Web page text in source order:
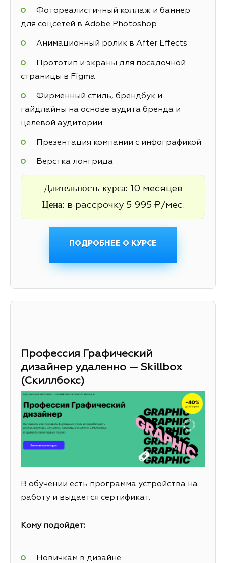
Фотореалистичный коллаж и баннер
для соцсетей в Adobe Photoshop
Анимационный ролик в After Effects
Прототип и экраны для посадочной
страницы в Figma
Фирменный стиль, брендбук и
гайдлайны на основе аудита бренда и
целевой аудитории
Презентация компании с инфографикой
Верстка лонгрида
Длительность курса: 10 месяцев
Цена: в рассрочку 5 995 ₽/мес.
ПОДРОБНЕЕ О КУРСЕ
Профессия Графический
дизайнер удаленно — Skillbox
(Скиллбокс)
В обучении есть программа устройства на
работу и выдается сертификат.
Кому подойдет:
Новичкам в дизайне